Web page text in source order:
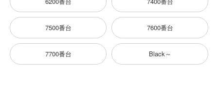
7500番台 7600番台
7700番台 Black～